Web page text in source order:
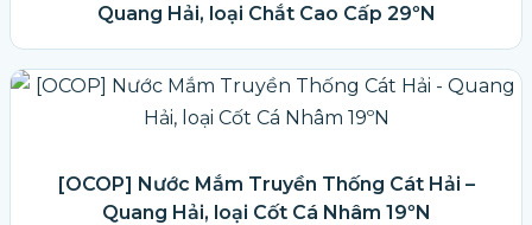
Quang Hải, loại Chắt Cao Cấp 29ºN
[OCOP] Nước Mắm Truyền Thống Cát Hải –
Quang Hải, loại Cốt Cá Nhâm 19ºN